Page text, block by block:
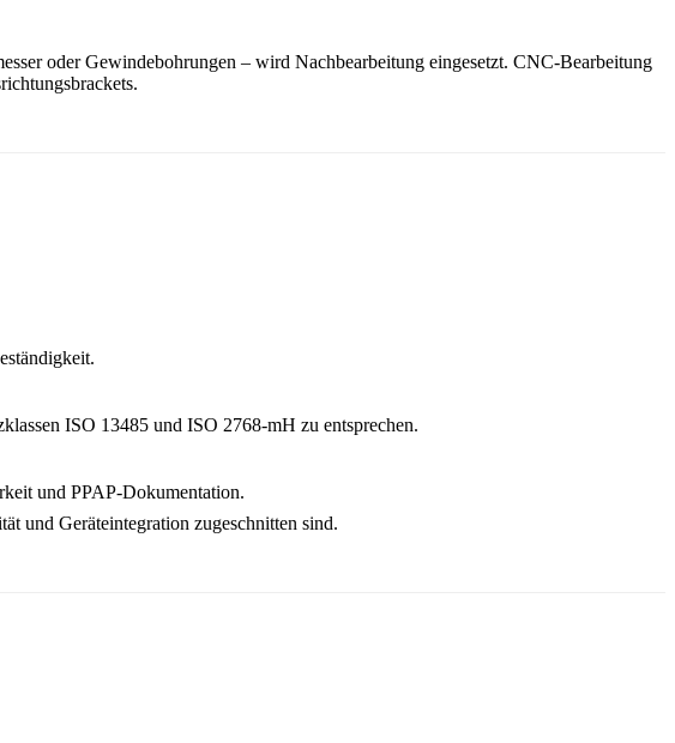
oder Gewindebohrungen – wird Nachbearbeitung eingesetzt. CNC-Bearbeitung
ISO 13485 und ISO 2768-mH zu entsprechen.
und PPAP-Dokumentation.
und Geräteintegration zugeschnitten sind.